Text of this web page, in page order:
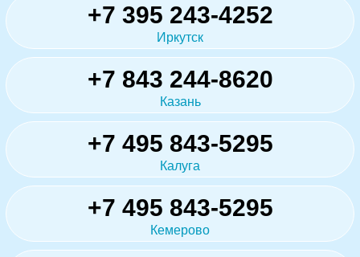
+7 395 243-4252
Иркутск
+7 843 244-8620
Казань
+7 495 843-5295
Калуга
+7 495 843-5295
Кемерово